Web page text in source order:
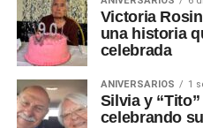
Victoria
una historia
celebrada
ANIVERSARIOS 1
Silvia y
celebrando